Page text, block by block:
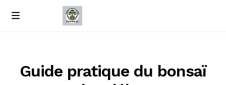
Passer
Passer
M
À propos de nous
Guide pratique du bonsaï